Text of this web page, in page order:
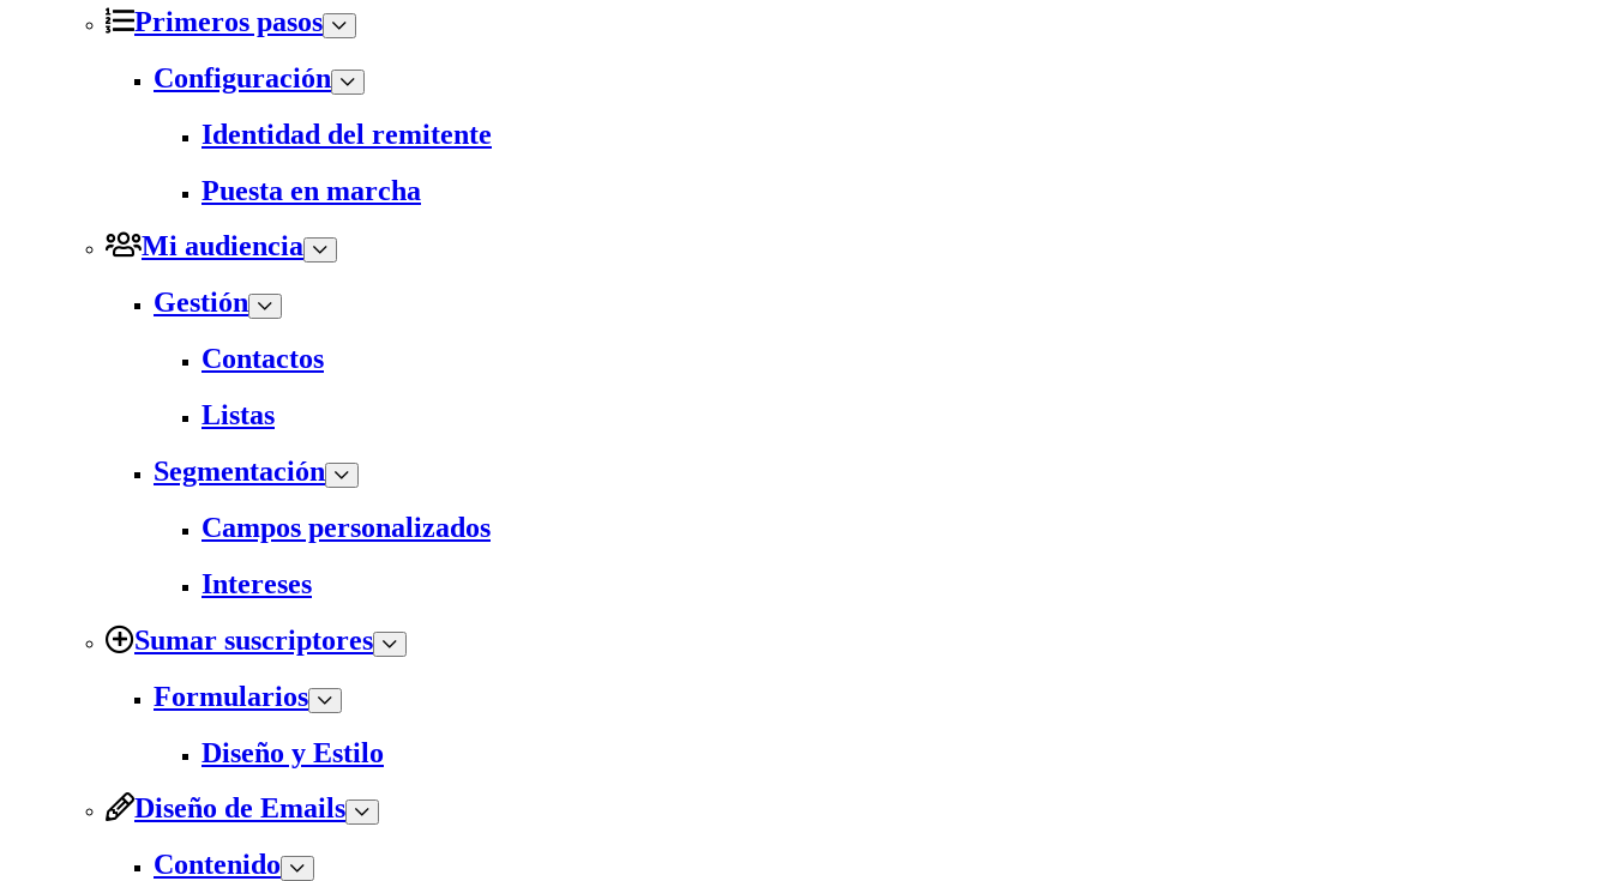
Primeros pasos
Configuración
Identidad del remitente
Puesta en marcha
Mi audiencia
Gestión
Contactos
Listas
Segmentación
Campos personalizados
Intereses
Sumar suscriptores
Formularios
Diseño y Estilo
Diseño de Emails
Contenido